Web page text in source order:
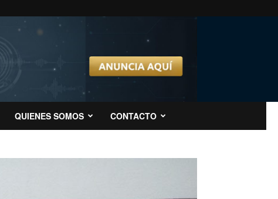
QUIENES SOMOS CONTACTO